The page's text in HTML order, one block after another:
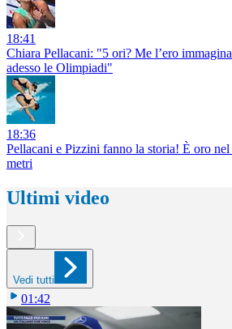
18:41
Chiara Pellacani: "5 ori? Me l’ero
adesso le Olimpiadi"
18:36
Pellacani e Pizzini fanno la storia! È oro
metri
Ultimi video
Vedi tutti
01:42